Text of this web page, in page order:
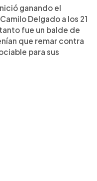
ganando el
Delgado a los 21
fue un balde de
que remar contra
para sus